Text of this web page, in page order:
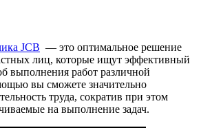
JCB — это оптимальное решение
лиц, которые ищут эффективный
выполнения работ различной
вы сможете значительно
труда, сократив при этом
на выполнение задач.